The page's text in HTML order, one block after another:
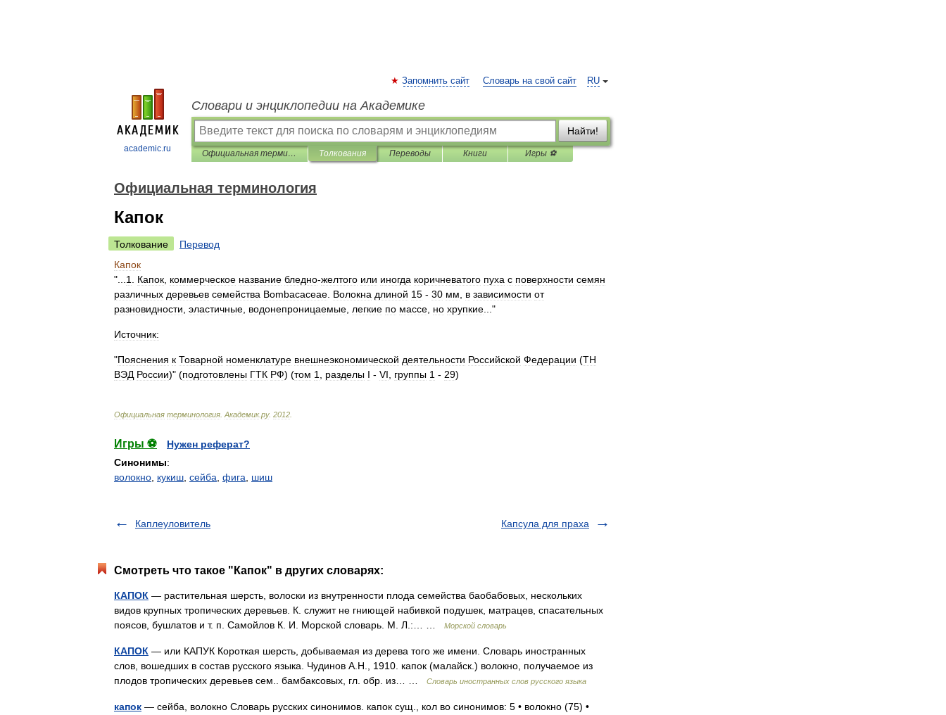
academic.ru
RU
Запомнить сайт Словарь на свой сайт
Словари и энциклопедии на Академике
Найти!
Официальная терминология Толкования Переводы Книги Игры ⚽
Официальная терминология
Капок
Толкование
Перевод
Капок
"... 1 Капок коммерческое название бледно-желтого или иногда коричневатого пуха с поверхности семян
различных деревьев семейства Bombacaceae Волокна длиной 15 - 30 мм в зависимости от
разновидности эластичные водонепроницаемые легкие по массе но хрупкие ..."
Источник:
"Пояснения к Товарной номенклатуре внешнеэкономической деятельности Российской Федерации (ТН
ВЭД России)" (подготовлены ГТК РФ) (том 1 разделы I - VI группы 1 - 29)
Официальная терминология Академик.ру. 2012
Игры ⚽
Нужен реферат?
Синонимы:
волокно кукиш сейба фига шиш
Каплеуловитель Капсула для праха
Смотреть что такое "Капок" в других словарях:
КАПОК — растительная шерсть, волоски из внутренности плода семейства баобабовых, нескольких
видов крупных тропических деревьев. К. служит не гниющей набивкой подушек, матрацев, спасательных
поясов, бушлатов и т. п. Самойлов К. И. Морской словарь. М. Л.:… …
Морской словарь
КАПОК — или КАПУК Короткая шерсть, добываемая из дерева того же имени. Словарь иностранных
слов, вошедших в состав русского языка. Чудинов А.Н., 1910. капок (малайск.) волокно, получаемое из
плодов тропических деревьев сем.. бамбаксовых, гл. обр. из… …
Словарь иностранных слов русского языка
капок — сейба, волокно Словарь русских синонимов. капок сущ., кол во синонимов: 5 • волокно (75) •